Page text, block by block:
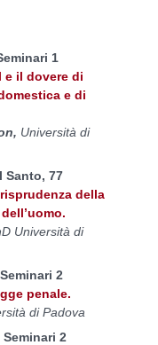
1
e il dovere di
e di
Università di
Santo, 77
della
Università di
2
penale.
di Padova
Seminari 2